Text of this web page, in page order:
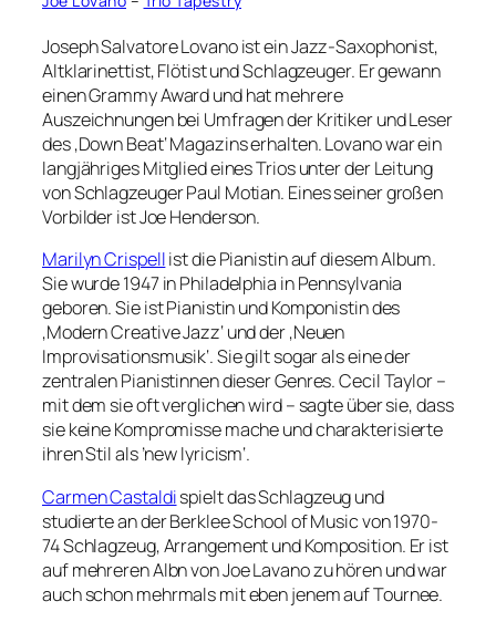
Joseph Salvatore Lovano ist ein Jazz-Saxophonist,
Altklarinettist, Flötist und Schlagzeuger. Er gewann
einen Grammy Award und hat mehrere
Auszeichnungen bei Umfragen der Kritiker und Leser
des ‚Down Beat‘ Magazins erhalten. Lovano war ein
langjähriges Mitglied eines Trios unter der Leitung
von Schlagzeuger Paul Motian. Eines seiner großen
Vorbilder ist Joe Henderson.
Marilyn Crispellist die Pianistin auf diesem Album.
Sie wurde 1947 in Philadelphia in Pennsylvania
geboren. Sie ist Pianistin und Komponistin des
‚Modern Creative Jazz‘ und der ‚Neuen
Improvisationsmusik‘. Sie gilt sogar als eine der
zentralen Pianistinnen dieser Genres. Cecil Taylor –
mit dem sie oft verglichen wird – sagte über sie, dass
sie keine Kompromisse mache und charakterisierte
ihren Stil als ’new lyricism‘.
Carmen Castaldispielt das Schlagzeug und
studierte an der Berklee School of Music von 1970-
74 Schlagzeug, Arrangement und Komposition. Er ist
auf mehreren Albn von Joe Lavano zu hören und war
auch schon mehrmals mit eben jenem auf Tournee.